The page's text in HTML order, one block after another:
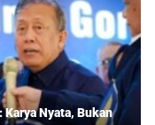
Nyata, Bukan